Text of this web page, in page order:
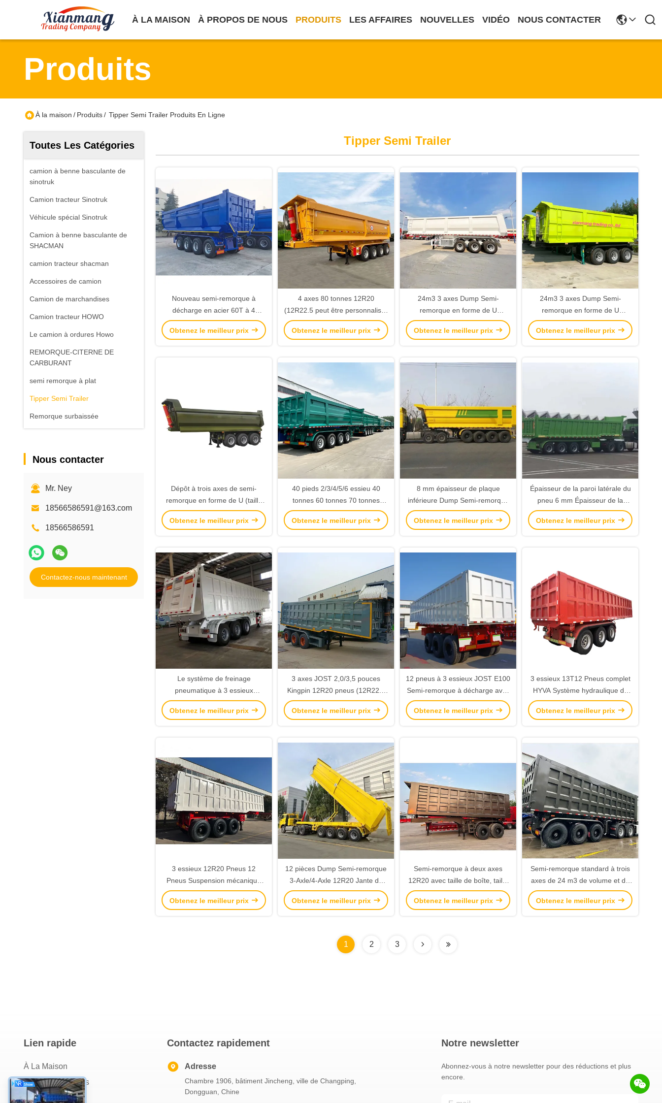
À LA MAISON À PROPOS DE NOUS PRODUITS LES AFFAIRES NOUVELLES VIDÉO NOUS CONTACTER
Produits
À la maison / Produits/ Tipper Semi Trailer Produits En Ligne
Toutes Les Catégories
camion à benne basculante de
sinotruk
Camion tracteur Sinotruk
Véhicule spécial Sinotruk
Camion à benne basculante de
SHACMAN
camion tracteur shacman
Accessoires de camion
Camion de marchandises
Camion tracteur HOWO
Le camion à ordures Howo
REMORQUE-CITERNE DE
CARBURANT
semi remorque à plat
Tipper Semi Trailer
Remorque surbaissée
Nous contacter
Mr. Ney
18566586591@163.com
18566586591
Contactez-nous maintenant
Tipper Semi Trailer
Nouveau semi-remorque à
décharge en acier 60T à 4
essieux pour les remorques à
décharge de 60 tonnes dans la
Obtenez le meilleur prix
4 axes 80 tonnes 12R20
(12R22.5 peut être personnalisé)
Pneus Original Axle Dump Semi-
remorque U-Bucket
Obtenez le meilleur prix
24m3 3 axes Dump Semi-
remorque en forme de U
standard de seau (taille 9400
mm × 2400 mm × 3300 mm)
Obtenez le meilleur prix
24m3 3 axes Dump Semi-
remorque en forme de U
standard de seau (taille 9400
mm × 2400 mm × 3300 mm)
Obtenez le meilleur prix
Dépôt à trois axes de semi-
remorque en forme de U (taille
de boîte (diamètre intérieur)
9200x2200x1200mm)
Obtenez le meilleur prix
40 pieds 2/3/4/5/6 essieu 40
tonnes 60 tonnes 70 tonnes
remorque arrière remorque
dépoussiérage camions semi-
Obtenez le meilleur prix
8 mm épaisseur de plaque
inférieure Dump Semi-remorque
avec 3/4 axe Original
personnalisable FUWA/BPW
Obtenez le meilleur prix
Épaisseur de la paroi latérale du
pneu 6 mm Épaisseur de la
plaque inférieure 8 mm 24 m3
Semi-remorque de décharge
Obtenez le meilleur prix
Le système de freinage
pneumatique à 3 essieux
WABCO RE 6 à soupape de
relais 12R20
Obtenez le meilleur prix
3 axes JOST 2,0/3,5 pouces
Kingpin 12R20 pneus (12R22.5
peut être personnalisé) Dump
Semi-remorque
Obtenez le meilleur prix
12 pneus à 3 essieux JOST E100
Semi-remorque à décharge avec
épaisseur de paroi latérale de 6
mm et train d'atterrissage à deux
Obtenez le meilleur prix
3 essieux 13T12 Pneus complet
HYVA Système hydraulique de
levage cylindre de levage Dump
Semi-remorque
Obtenez le meilleur prix
3 essieux 12R20 Pneus 12
Pneus Suspension mécanique
(La suspension du coussin d'air
peut être personnalisée par le
Obtenez le meilleur prix
12 pièces Dump Semi-remorque
3-Axle/4-Axle 12R20 Jante de
pneu 8.25-22.5 Couleur
personnalisable
Obtenez le meilleur prix
Semi-remorque à deux axes
12R20 avec taille de boîte, taille
intérieure 9200x2200x1200mm
Obtenez le meilleur prix
Semi-remorque standard à trois
axes de 24 m3 de volume et de
60 tonnes de capacité de charge
Obtenez le meilleur prix
1 2 3
Lien rapide
À La Maison
À Propos De Nous
Produits
Contactez rapidement
Adresse
Chambre 1906, bâtiment Jincheng, ville de Changping,
Dongguan, Chine
Notre newsletter
Abonnez-vous à notre newsletter pour des réductions et plus
encore.